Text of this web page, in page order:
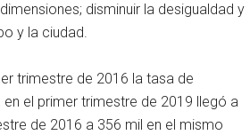
disminuir la desigualdad y
y la ciudad.
trimestre de 2016 la tasa de
el primer trimestre de 2019 llegó a
de 2016 a 356 mil en el mismo